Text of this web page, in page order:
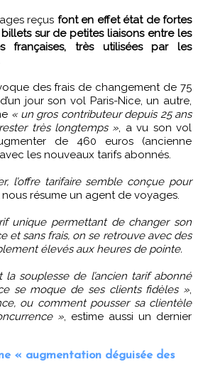
reçus font en effet état de fortes
sur de petites liaisons entre les
françaises, très utilisées par les
des frais de changement de 75
jour son vol Paris-Nice, un autre,
« un gros contributeur depuis 25 ans
très longtemps » , a vu son vol
de 460 euros (ancienne
les nouveaux tarifs abonnés.
l’offre tarifaire semble conçue pour
, nous résume un agent de voyages.
unique permettant de changer son
et sans frais, on se retrouve avec des
élevés aux heures de pointe.
souplesse de l’ancien tarif abonné
se moque de ses clients fidèles »
ou comment pousser sa clientèle
» , estime aussi un dernier
« augmentation déguisée des